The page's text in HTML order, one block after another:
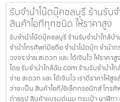
รับจำนำโน๊ตบุ๊คชลบุรี ร้านรับ
สินค้าไอทีทุกชนิด ให้ราคาสูง
รับจำนำโน๊ตบุ๊คชลบุรี ร้านรับจำนำใกล้
จำนำโทรศัพท์มือถือ จำนำโน้ตบุ๊ก จำนำก
วงจร ง่าย สะดวก และ ได้เงินไว ให้ราค
โดย รับจํานําใกล้ฉัน.com ร้านรับจำนำ
ง่าย สะดวก และ ได้เงินไว เราตีราคาใ
ว่าจะเป็น สินค้าไอที/อิเล็กทรอนิกส์ โท
ถ่ายรูป สินค้าแบรนด์เนม กระเป๋า นาฬิก